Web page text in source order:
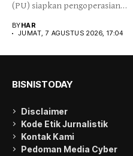
(PU) siapkan pengoperasian
Situbondo-Banyuwangi...
BYHAR
JUMAT, 7 AGUSTUS 2026, 17:04
BISNISTODAY
Disclaimer
Kode Etik Jurnalistik
Kontak Kami
Pedoman Media Cyber